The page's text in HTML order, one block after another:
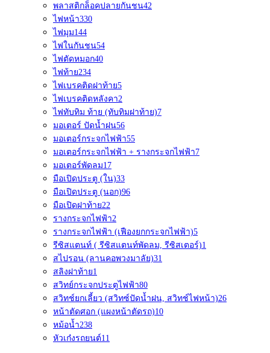
พลาสติกล็อคปลายกันชน42
ไฟหน้า330
ไฟมุม144
ไฟในกันชน54
ไฟตัดหมอก40
ไฟท้าย234
ไฟเบรคติดฝาท้าย5
ไฟเบรคติดหลังคา2
ไฟทับทิม ท้าย (ทับทิมฝาท้าย)7
มอเตอร์ ปัดน้ำฝน56
มอเตอร์กระจกไฟฟ้า55
มอเตอร์กระจกไฟฟ้า + รางกระจกไฟฟ้า7
มอเตอร์พัดลม17
มือเปิดประตู (ใน)33
มือเปิดประตู (นอก)96
มือเปิดฝาท้าย22
รางกระจกไฟฟ้า2
รางกระจกไฟฟ้า (เฟืองยกกระจกไฟฟ้า)5
รีซิสแตนท์ ( รีซิสแตนท์พัดลม, รีซิสเตอร์)1
สไปรอน (ลานคอพวงมาลัย)31
สลิงฝาท้าย1
สวิทย์กระจกประตูไฟฟ้า80
สวิทช์ยกเลี้ยว (สวิทซ์ปัดน้ำฝน, สวิทช์ไฟหน้า)26
หน้าตัดศอก (แผงหน้าตัดรถ)10
หม้อน้ำ238
หัวเก๋งรถยนต์11